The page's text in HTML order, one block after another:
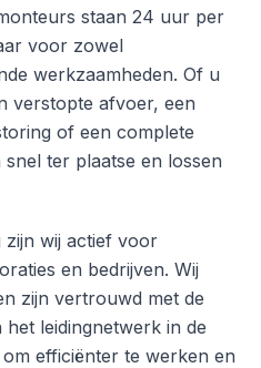
staan 24 uur per
voor zowel
werkzaamheden. Of u
verstopte afvoer, een
of een complete
ter plaatse en lossen
zijn wij actief voor
en bedrijven. Wij
zijn vertrouwd met de
leidingnetwerk in de
efficiënter te werken en